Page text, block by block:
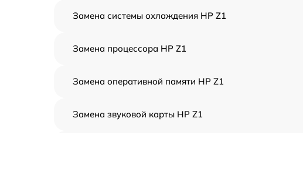
Замена системы охлаждения HP Z1
Замена процессора HP Z1
Замена оперативной памяти HP Z1
Замена звуковой карты HP Z1